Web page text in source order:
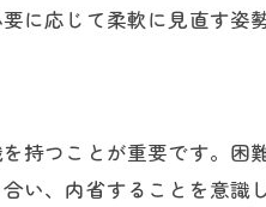
に応じて柔軟に見直す姿
持つことが重要です。
い、内省することを意識